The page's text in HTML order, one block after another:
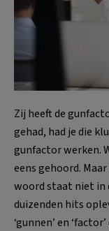
Zij heeft de
gehad, had je die
gunfactor werken.
eens gehoord.
woord staat niet in
duizenden hits
‘gunnen’ en